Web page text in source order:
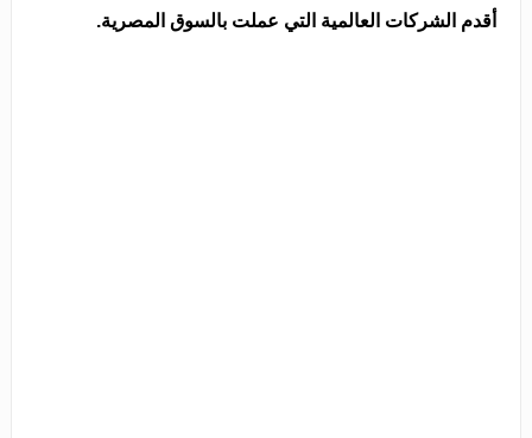
أقدم الشركات العالمية التي عملت بالسوق المصرية.